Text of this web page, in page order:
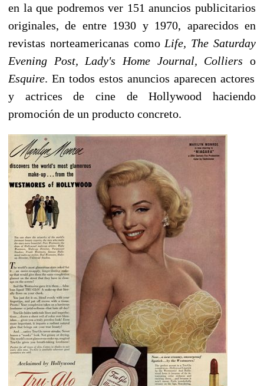
en la que podremos ver 151 anuncios publicitarios
originales, de entre 1930 y 1970, aparecidos en
revistas norteamericanas como Life, The Saturday
Evening Post, Lady's Home Journal, Colliers o
Esquire. En todos estos anuncios aparecen actores
y actrices de cine de Hollywood haciendo
promoción de un producto concreto.